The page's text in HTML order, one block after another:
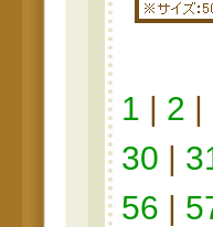
1 | 2 |
30 |
56 |